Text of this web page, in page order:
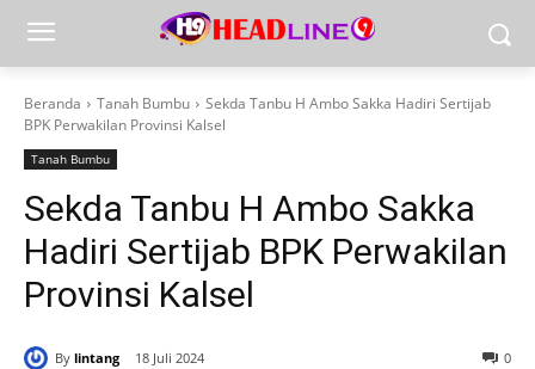
Beranda Tanah Bumbu
Sekda Tanbu H Ambo Sakka Hadiri Sertijab
BPK Perwakilan Provinsi Kalsel
Tanah Bumbu
Sekda Tanbu H Ambo Sakka
Hadiri Sertijab BPK Perwakilan
Provinsi Kalsel
By lintang 18 Juli 2024 0